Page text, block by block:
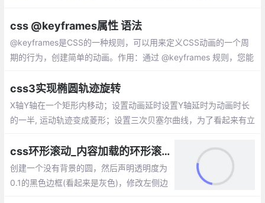
css @keyframes属性 语法
@keyframes是CSS的一种规则，可以用来定义CSS动画的一个周
期的行为，创建简单的动画。作用：通过 @keyframes 规则，您能
css3实现椭圆轨迹旋转
X轴Y轴在一个矩形内移动；设置动画延时设置Y轴延时为动画时长
的一半, 运动轨迹变成菱形；设置三次贝塞尔曲线，为了看起来有立
css环形滚动_内容加载的环形滚动动画效果
创建一个没有背景的圆，然后声明透明度为
0.1的黑色边框(看起来是灰色)，修改左侧边